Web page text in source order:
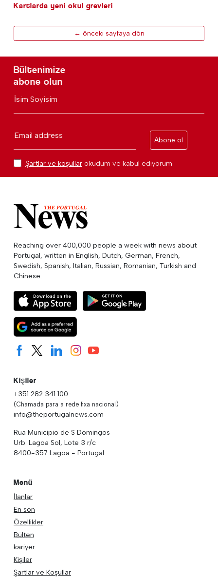
Kartlarda yeni okul grevleri
← önceki sayfaya dön
Bültenimize
abone olun
İsim Soyisim
Email address
Abone ol
Şartlar ve koşullar okudum ve kabul ediyorum
Reaching over 400,000 people a week with news about
Portugal, written in English, Dutch, German, French,
Swedish, Spanish, Italian, Russian, Romanian, Turkish and
Chinese.
Kişiler
+351 282 341 100
(Chamada para a rede fixa nacional)
info@theportugalnews.com
Rua Municipio de S Domingos
Urb. Lagoa Sol, Lote 3 r/c
8400-357 Lagoa - Portugal
Menü
İlanlar
En son
Özellikler
Bülten
kariyer
Kişiler
Şartlar ve Koşullar